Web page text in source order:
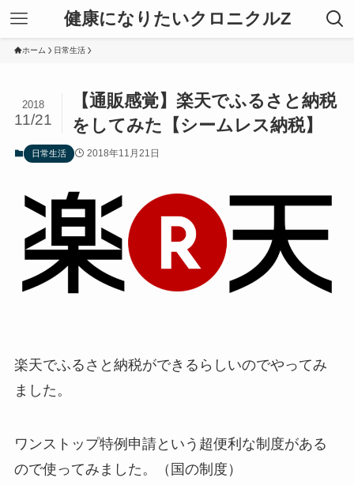
健康になりたいクロニクルZ
ホーム 日常生活
【通販感覚】楽天でふるさと納税
をしてみた【シームレス納税】
2018
11/21
日常生活 2018年11月21日
楽天でふるさと納税ができるらしいのでやってみ
ました。
ワンストップ特例申請という超便利な制度がある
ので使ってみました。（国の制度）